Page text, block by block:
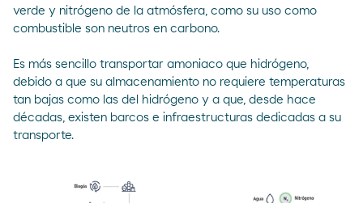
verde y nitrógeno de la atmósfera, como su uso como
combustible son neutros en carbono.
Es más sencillo transportar amoniaco que hidrógeno,
debido a que su almacenamiento no requiere temperaturas
tan bajas como las del hidrógeno y a que, desde hace
décadas, existen barcos e infraestructuras dedicadas a su
transporte.